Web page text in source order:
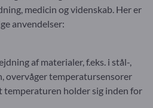
medicin og videnskab. Her er
anvendelser:
af materialer, f.eks. i stål-,
overvåger temperatursensorer
temperaturen holder sig inden for